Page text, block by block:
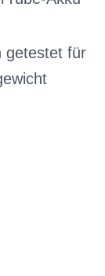
getestet für